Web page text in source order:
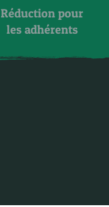
Réduction pour
les adhérents